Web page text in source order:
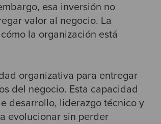
esa inversión no
valor al negocio. La
la organización está
organizativa para entregar
del negocio. Esta capacidad
desarrollo, liderazgo técnico y
evolucionar sin perder